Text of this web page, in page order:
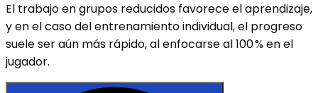
El trabajo en grupos reducidos favorece el aprendizaje,
y en el caso del entrenamiento individual, el progreso
suele ser aún más rápido, al enfocarse al 100 % en el
jugador.